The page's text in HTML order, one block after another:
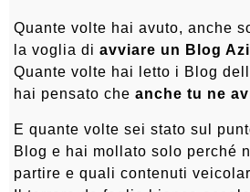
Quante volte hai avuto, anche
la voglia di avviare un Blog
Quante volte hai letto i Blog
hai pensato che anche tu ne
E quante volte sei stato sul
Blog e hai mollato solo perché
partire e quali contenuti